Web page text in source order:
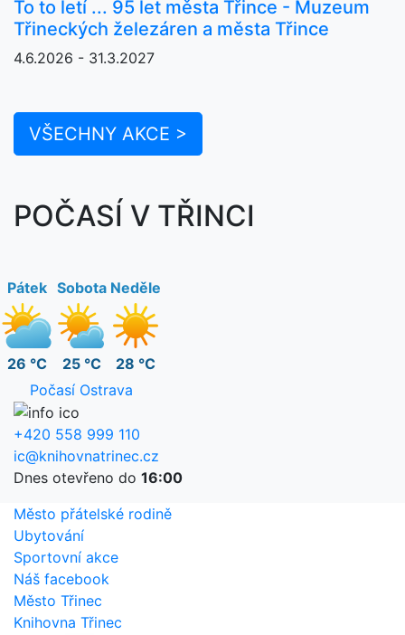
To to letí ... 95 let města Třince - Muzeum
Třineckých železáren a města Třince
4.6.2026 - 31.3.2027
VŠECHNY AKCE >
POČASÍ V TŘINCI
Pátek
26 °C
Sobota
25 °C
Neděle
28 °C
Počasí Ostrava
+420 558 999 110
ic@knihovnatrinec.cz
Dnes otevřeno do 16:00
Město přátelské rodině
Ubytování
Sportovní akce
Náš facebook
Město Třinec
Knihovna Třinec